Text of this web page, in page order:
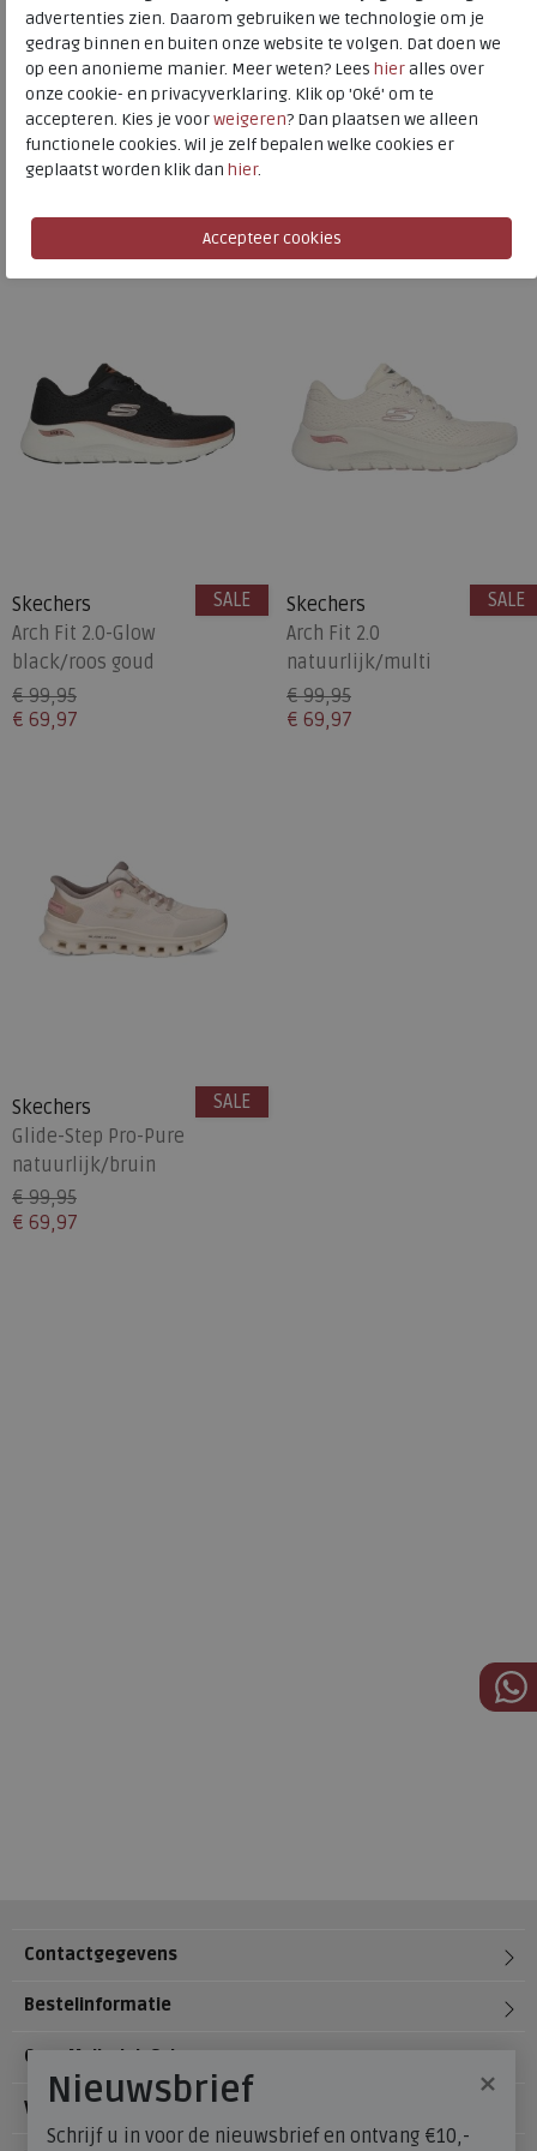
Toon alles van Skechers
Naar allesneakers / veterschoenen
Naar alleSkechers sneakers / veterschoenen
Skechers
Arch Fit 2.0-Glow
black/roos goud
€ 99,95
€ 69,97
SALE
Skechers
Arch Fit 2.0
natuurlijk/multi
€ 99,95
€ 69,97
SALE
Skechers
Glide-Step Pro-Pure
natuurlijk/bruin
€ 99,95
€ 69,97
SALE
Contactgegevens
Bestelinformatie
Over Meijerink Schoenen
Voetzorg
×
Nieuwsbrief
Schrijf u in voor de nieuwsbrief en ontvang €10,-
advertenties zien. Daarom gebruiken we technologie om je
gedrag binnen en buiten onze website te volgen. Dat doen we
op een anonieme manier. Meer weten? Lees hieralles over
onze cookie- en privacyverklaring. Klik op 'Oké' om te
accepteren. Kies je voorweigeren? Dan plaatsen we alleen
functionele cookies. Wil je zelf bepalen welke cookies er
geplaatst worden klik dan hier.